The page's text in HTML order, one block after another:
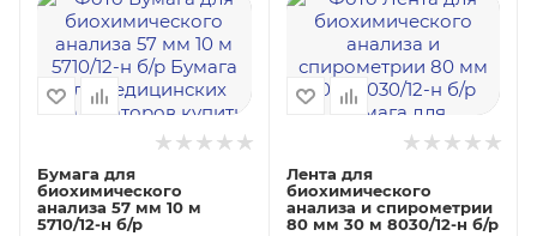
Бумага для
биохимического
анализа 57 мм 10 м
5710/12-н б/р
Лента для
биохимического
анализа и спирометрии
80 мм 30 м 8030/12-н б/р